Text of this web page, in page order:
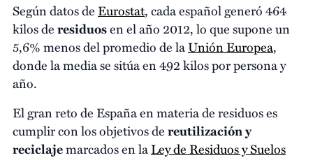
Según datos de Eurostat, cada español generó 464
kilos deresiduosen el año 2012, lo que supone un
5,6% menos del promedio de laUnión Europea,
donde la media se sitúa en 492 kilos por persona y
año.
El gran reto de España en materia de residuos es
cumplir con los objetivos dereutilización y
reciclajemarcados en laLey de Residuos y Suelos